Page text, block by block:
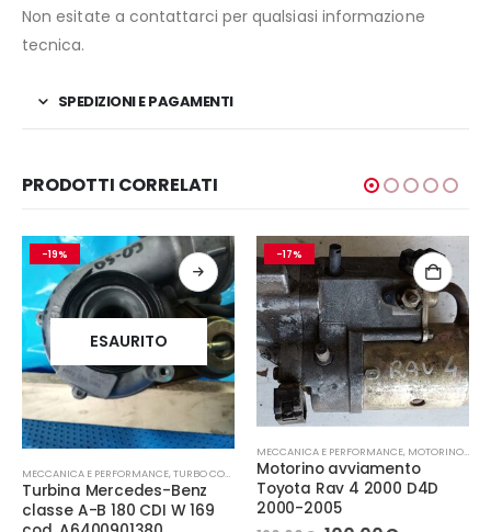
Non esitate a contattarci per qualsiasi informazione
tecnica.
SPEDIZIONI E PAGAMENTI
PRODOTTI CORRELATI
-19%
ESAURITO
MECCANICA E PERFORMANCE,TURBO COMPRESSORE- TURBINA
Turbina Mercedes-Benz
classe A-B 180 CDI W 169
-17%
MECCANICA E PERFORMANCE, MOTORINO AVVIAMENTO
Motorino avviamento
Toyota Rav 4 2000 D4D
2000-2005